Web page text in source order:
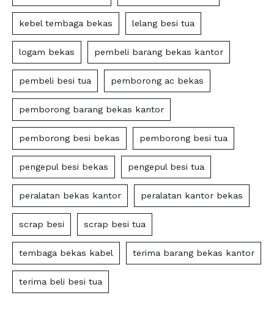
kebel tembaga bekas lelang besi tua
logam bekas pembeli barang bekas kantor
pembeli besi tua pemborong ac bekas
pemborong barang bekas kantor
pemborong besi bekas pemborong besi tua
pengepul besi bekas pengepul besi tua
peralatan bekas kantor peralatan kantor bekas
scrap besi scrap besi tua
tembaga bekas kabel terima barang bekas kantor
terima beli besi tua